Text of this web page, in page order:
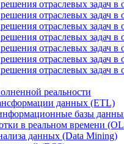
отраслевых задач в
отраслевых задач в
отраслевых задач в
отраслевых задач в
отраслевых задач в
отраслевых задач в
отраслевых задач в
реальности
данных (ETL)
базы
в реальном времени
данных (Data Mining)